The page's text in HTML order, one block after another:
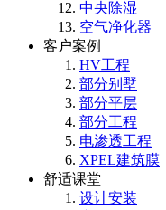
中央除湿
空气净化器
客户案例
HV工程
部分别墅
部分平层
部分工程
电渗透工程
XPEL建筑膜
舒适课堂
设计安装